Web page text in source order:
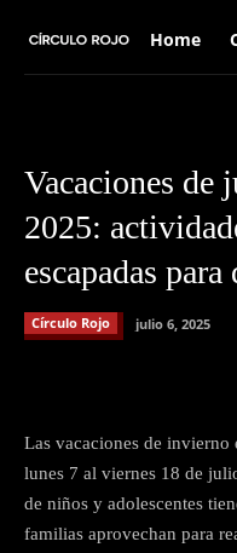
Home
Vacaciones de
2025:
escapadas
Círculo Rojo
julio 6, 2025
Las vacaciones de invierno
lunes 7 al viernes 18 de
de niños y adolescentes
familias aprovechan para